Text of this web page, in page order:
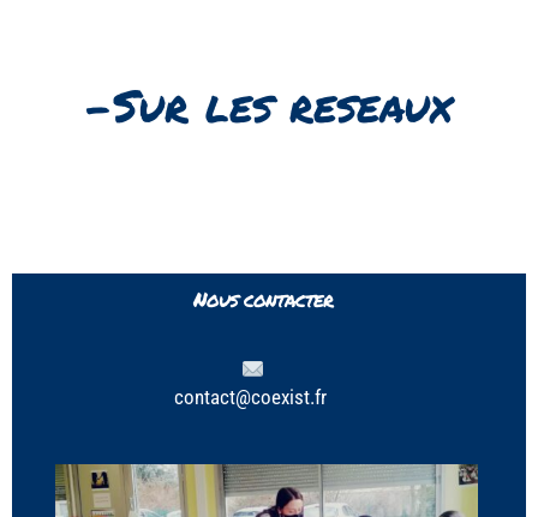
-Sur les reseaux
Nous contacter
contact@coexist.fr